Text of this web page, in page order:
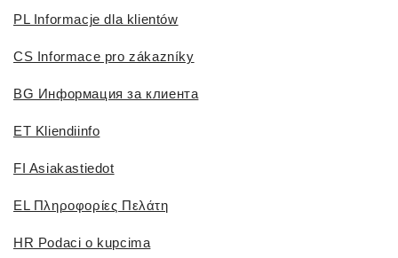
PL Informacje dla klientów
CS Informace pro zákazníky
BG Информация за клиента
ET Kliendiinfo
FI Asiakastiedot
EL Πληροφορίες Πελάτη
HR Podaci o kupcima